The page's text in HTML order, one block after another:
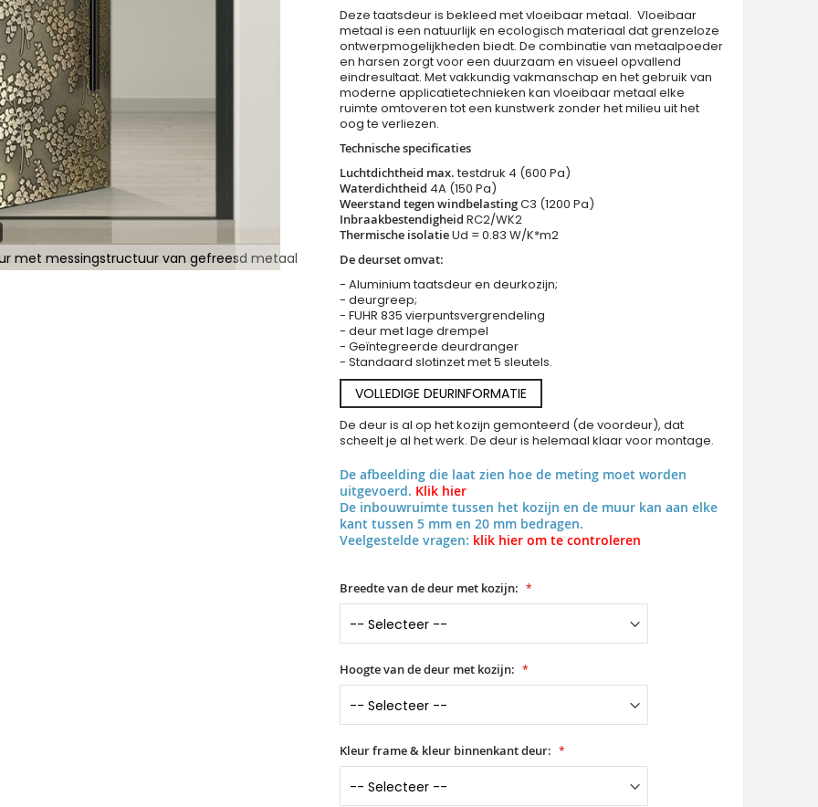
met messingstructuur van gefreesd metaal PIVOT M28 - aluminium draaideur met messingstructuur van
Deze taatsdeur is bekleed met vloeibaar metaal. Vloeibaar
metaal is een natuurlijk en ecologisch materiaal dat grenzeloze
ontwerpmogelijkheden biedt. De combinatie van metaalpoeder
en harsen zorgt voor een duurzaam en visueel opvallend
eindresultaat. Met vakkundig vakmanschap en het gebruik van
moderne applicatietechnieken kan vloeibaar metaal elke
ruimte omtoveren tot een kunstwerk zonder het milieu uit het
oog te verliezen.
Technische specificaties
Luchtdichtheid max.testdruk 4 (600 Pa)
Waterdichtheid 4A (150 Pa)
Weerstand tegen windbelastingC3 (1200 Pa)
Inbraakbestendigheid RC2/WK2
Thermische isolatieUd = 0.83 W/K*m2
De deurset omvat:
- Aluminium taatsdeur en deurkozijn;
- deurgreep;
- FUHR 835 vierpuntsvergrendeling
- deur met lage drempel
- Geïntegreerde deurdranger
- Standaard slotinzet met 5 sleutels.
VOLLEDIGE DEURINFORMATIE
De deur is al op het kozijn gemonteerd (de voordeur), dat
scheelt je al het werk. De deur is helemaal klaar voor montage.
De afbeelding die laat zien hoe de meting moet worden
uitgevoerd. Klik hier
De inbouwruimte tussen het kozijn en de muur kan aan elke
kant tussen 5 mm en 20 mm bedragen.
Veelgestelde vragen: klik hier om te controleren
Breedte van de deur met kozijn:
Hoogte van de deur met kozijn:
Kleur frame & kleur binnenkant deur: